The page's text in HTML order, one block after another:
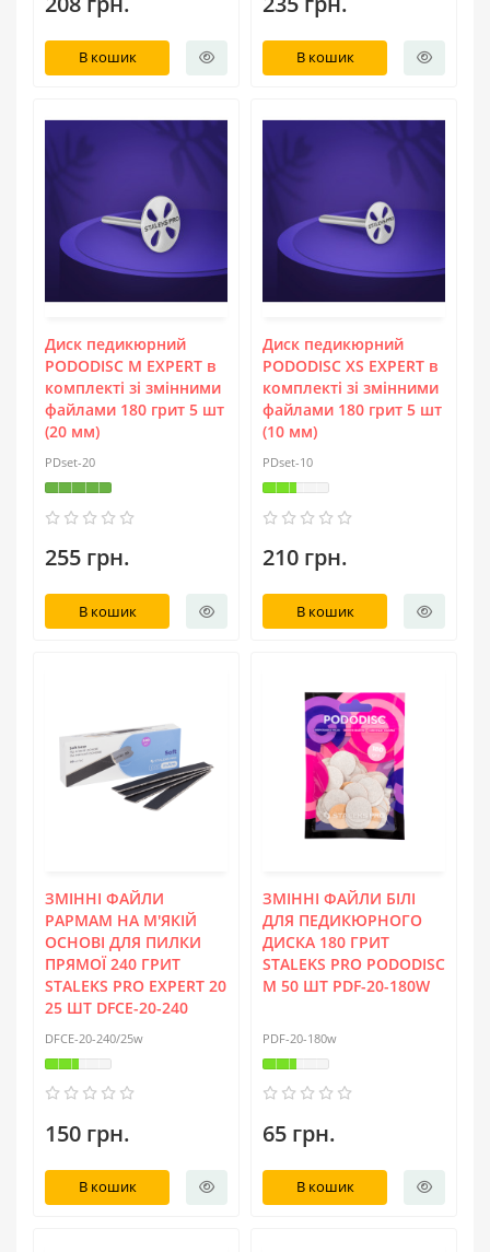
В кошик В кошик
Диск педикюрний
PODODISC М EXPERT в
комплекті зі змінними
файлами 180 грит 5 шт
(20 мм)
PDset-20
255 грн.
В кошик
Диск педикюрний
PODODISC ХS EXPERT в
комплекті зі змінними
файлами 180 грит 5 шт
(10 мм)
PDset-10
210 грн.
В кошик
ЗМІННІ ФАЙЛИ
PAPMAM НА М'ЯКІЙ
ОСНОВІ ДЛЯ ПИЛКИ
ПРЯМОЇ 240 ГРИТ
STALEKS PRO EXPERT 20
25 ШТ DFCE-20-240
DFCE-20-240/25w
150 грн.
В кошик
ЗМІННІ ФАЙЛИ БІЛІ
ДЛЯ ПЕДИКЮРНОГО
ДИСКА 180 ГРИТ
STALEKS PRO PODODISC
M 50 ШТ PDF-20-180W
PDF-20-180w
65 грн.
В кошик